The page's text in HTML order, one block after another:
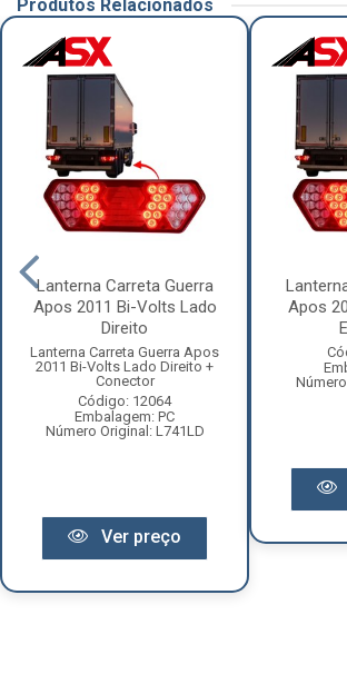
Produtos Relacionados
Lanterna Carreta Guerra
Apos 2011 Bi-Volts Lado
Direito
Lanterna Carreta Guerra Apos
2011 Bi-Volts Lado Direito +
Conector
Código: 12064
Embalagem: PC
Número Original: L741LD
Ver preço
Apos